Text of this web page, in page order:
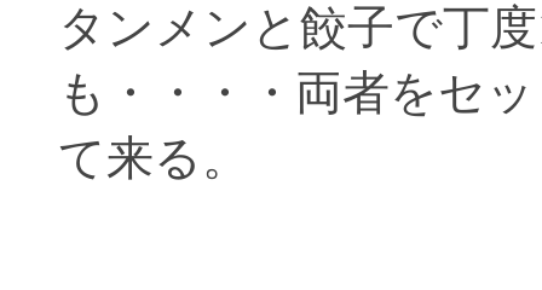
タンメンと餃子で丁
も・・・・両者をセ
て来る。